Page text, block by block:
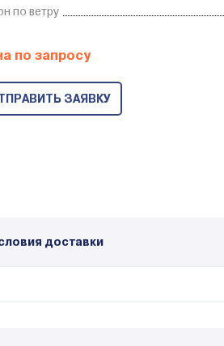
по ветру
по запросу
ЗАЯВКУ
доставки